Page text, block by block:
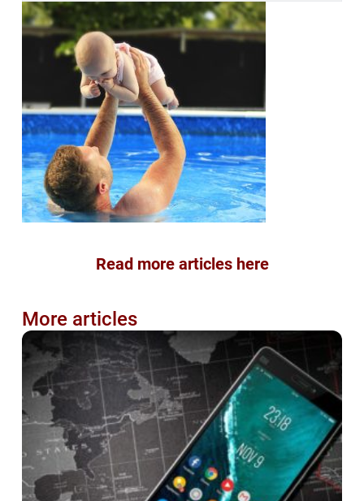
Read more articles here
More articles